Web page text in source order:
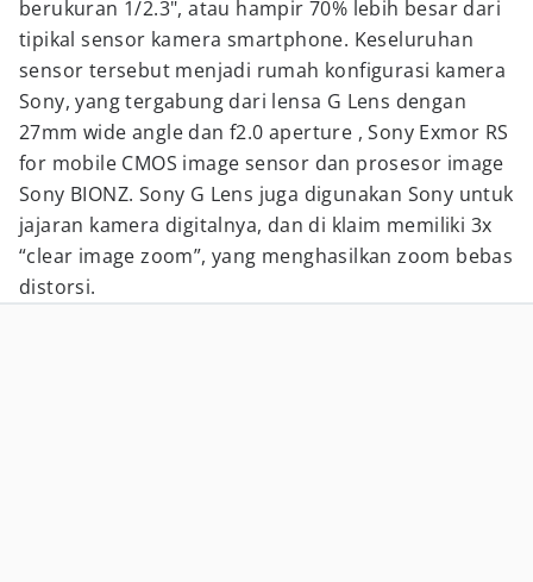
berukuran 1/2.3", atau hampir 70% lebih besar dari
tipikal sensor kamera smartphone. Keseluruhan
sensor tersebut menjadi rumah konfigurasi kamera
Sony, yang tergabung dari lensa G Lens dengan
27mm wide angle dan f2.0 aperture , Sony Exmor RS
for mobile CMOS image sensor dan prosesor image
Sony BIONZ. Sony G Lens juga digunakan Sony untuk
jajaran kamera digitalnya, dan di klaim memiliki 3x
“clear image zoom”, yang menghasilkan zoom bebas
distorsi.